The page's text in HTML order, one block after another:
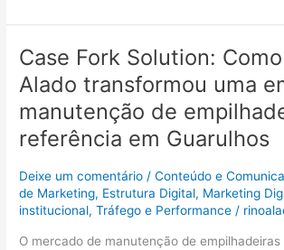
Case Fork Solution:
Alado transformou uma
manutenção de
referência em Guarulhos
Deixe um comentário /Conteúdo e
de Marketing, Estrutura Digital, Marketing
institucional,Tráfego e Performance /
O mercado de manutenção de
Case
Fork
Solution:
Como
a
Alado
transformou
uma